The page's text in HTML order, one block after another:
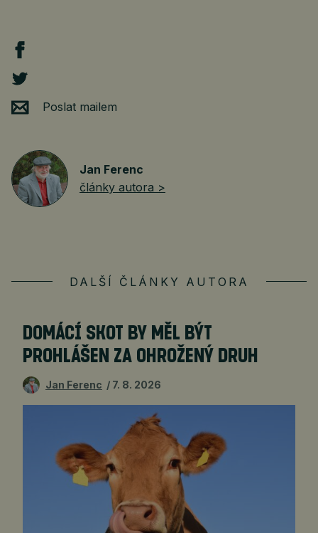
Poslat mailem
Jan Ferenc
články autora >
DALŠÍ ČLÁNKY AUTORA
DOMÁCÍ SKOT BY MĚL BÝT
PROHLÁŠEN ZA OHROŽENÝ DRUH
Jan Ferenc 7. 8. 2026